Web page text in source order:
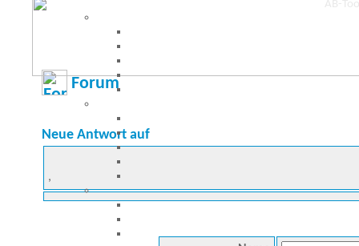
Forum
Neue Antwort auf
,